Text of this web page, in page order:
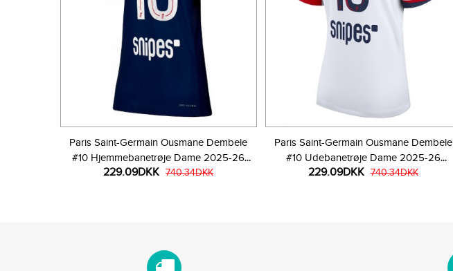
Paris Saint-Germain Ousmane Dembele
#10 Hjemmebanetrøje Dame 2025-26
Kortærmet
229.09DKK 740.34DKK
Paris Saint-Germain Ousmane Dembele
#10 Udebanetrøje Dame 2025-26
Kortærmet
229.09DKK 740.34DKK